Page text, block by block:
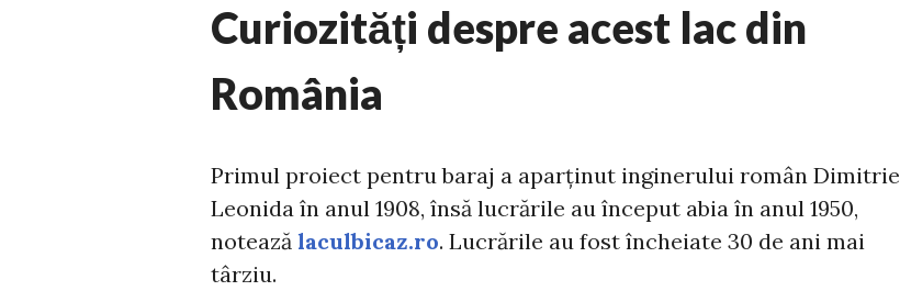
Curiozități despre acest lac din
România
Primul proiect pentru baraj a aparținut inginerului român Dimitrie
Leonida în anul 1908, însă lucrările au început abia în anul 1950,
notează laculbicaz.ro. Lucrările au fost încheiate 30 de ani mai
târziu.